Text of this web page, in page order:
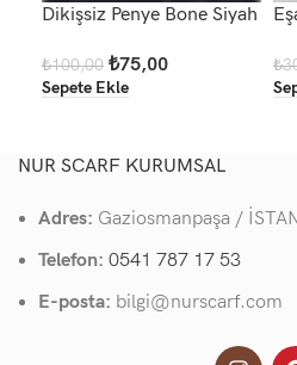
Dikişsiz Penye Bone Siyah
₺100,00 ₺75,00
Sepete Ekle
₺
NUR SCARF KURUMSAL
Adres: Gaziosmanpaşa /
Telefon: 0541 787 17 53
E-posta: bilgi@nurscarf.com